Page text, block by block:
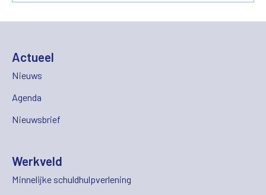
Actueel
Nieuws
Agenda
Nieuwsbrief
Werkveld
Minnelijke schuldhulpverlening